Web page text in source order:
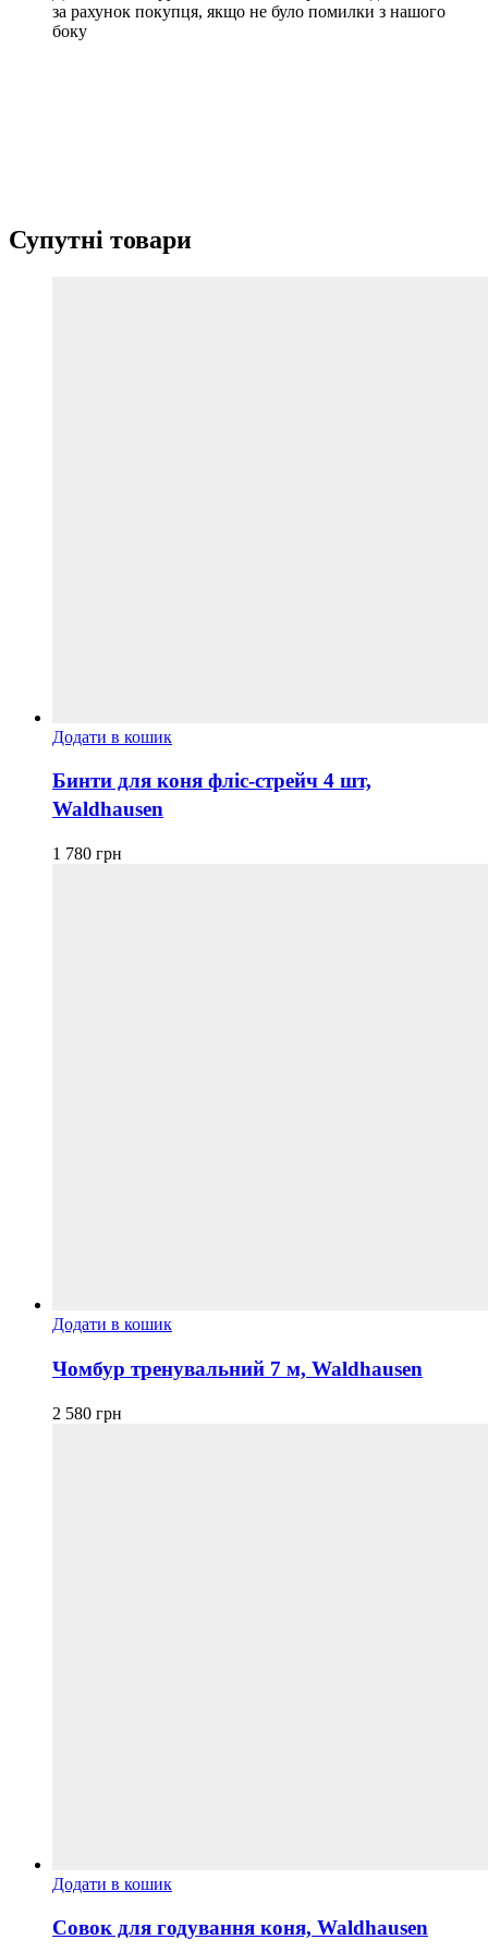
за рахунок покупця, якщо не було помилки з нашого
боку
Супутні товари
Додати в кошик
Бинти для коня фліс-стрейч 4 шт,
Waldhausen
1 780 грн
Додати в кошик
Чомбур тренувальний 7 м, Waldhausen
2 580 грн
Додати в кошик
Совок для годування коня, Waldhausen